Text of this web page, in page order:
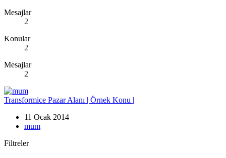
Mesajlar
2
Konular
2
Mesajlar
2
Transformice Pazar Alanı | Örnek Konu |
11 Ocak 2014
mum
Filtreler